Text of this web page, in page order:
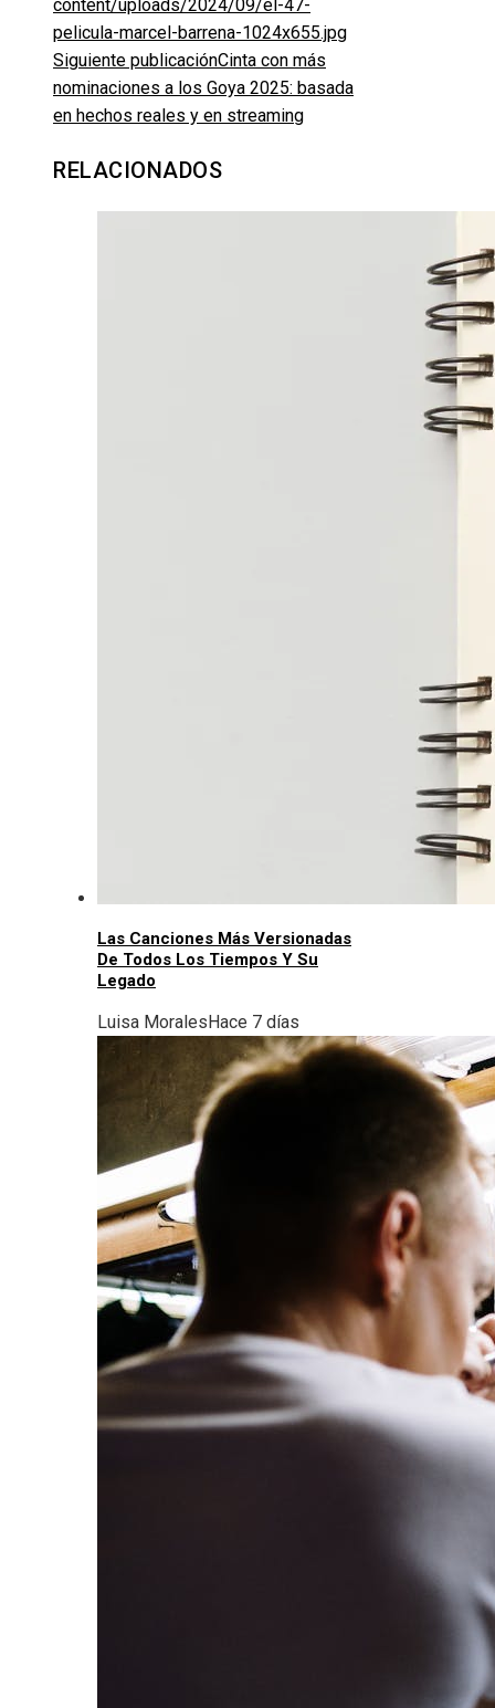
Siguiente publicaciónCinta con más
nominaciones a los Goya 2025: basada
en hechos reales y en streaming
RELACIONADOS
Las Canciones Más Versionadas
De Todos Los Tiempos Y Su
Legado
Luisa MoralesHace 7 días